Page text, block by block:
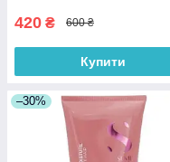
420 ₴ 600 ₴
Купити
–30%